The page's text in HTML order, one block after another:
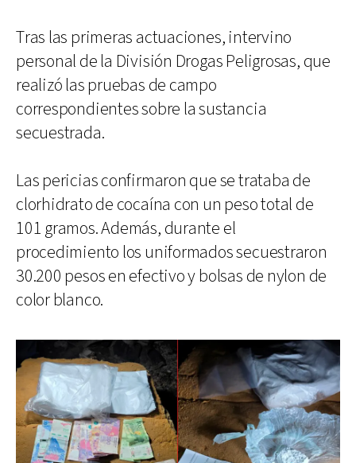
Tras las primeras actuaciones, intervino
personal de la División Drogas Peligrosas, que
realizó las pruebas de campo
correspondientes sobre la sustancia
secuestrada.
Las pericias confirmaron que se trataba de
clorhidrato de cocaína con un peso total de
101 gramos. Además, durante el
procedimiento los uniformados secuestraron
30.200 pesos en efectivo y bolsas de nylon de
color blanco.